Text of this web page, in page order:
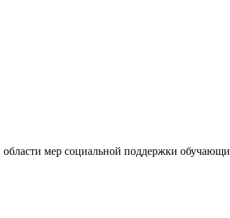
мер социальной поддержки